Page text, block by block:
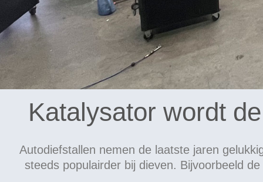
Katalysator wordt
Autodiefstallen nemen de laatste jaren
steeds populairder bij dieven. Bijvoorbeeld